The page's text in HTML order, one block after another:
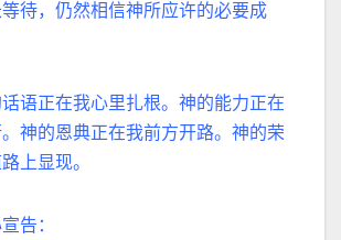
待，仍然相信神所应许的必要成
语正在我心里扎根。 神的能力正在
神的恩典正在我前方开路。 神的荣
上显现。
告：